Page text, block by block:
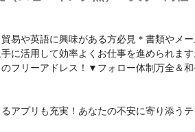
易や英語に興味がある方必見＊書類やメー
に活用して効率よくお仕事を進められま
フリーアドレス！▼フォロー体制万全＆
アプリも充実！あなたの不安に寄り添う